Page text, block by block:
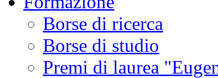
Borse di ricerca
Borse di studio
Premi di laurea